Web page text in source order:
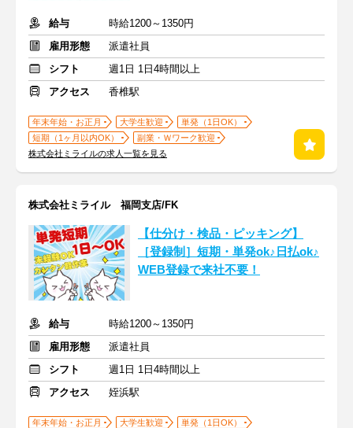
給与
時給1200～1350円
雇用形態
派遣社員
シフト
週1日 1日4時間以上
アクセス
香椎駅
年末年始・お正月 大学生歓迎
単発（1日OK）
短期（1ヶ月以内OK）
副業・Ｗワーク歓迎
株式会社ミライルの求人一覧を見る
株式会社ミライル 福岡支店/FK
【仕分け・検品・ピッキング】
［登録制］短期・単発ok♪日払ok♪
WEB登録で来社不要！
給与
時給1200～1350円
雇用形態
派遣社員
シフト
週1日 1日4時間以上
アクセス
姪浜駅
年末年始・お正月 大学生歓迎
単発（1日OK）